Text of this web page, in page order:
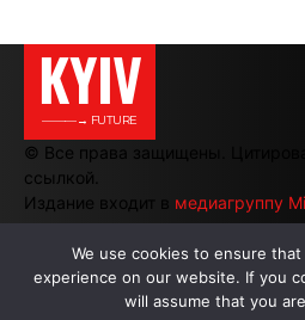
KYIV
———→ FUTURE
© Все права защищены.
ссылкой.
Издание входит в медиагруппу
АВТОРЫ
We use cookies to ensure
experience on our website. If you
will assume that you